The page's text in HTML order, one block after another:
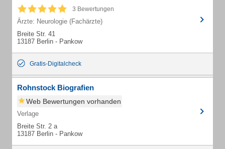
3 Bewertungen
Ärzte: Neurologie (Fachärzte)
Breite Str. 41
13187 Berlin - Pankow
Gratis-Digitalcheck
Rohnstock Biografien
Web Bewertungen vorhanden
Verlage
Breite Str. 2 a
13187 Berlin - Pankow